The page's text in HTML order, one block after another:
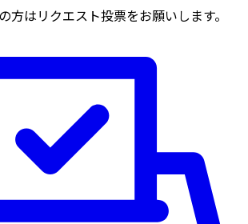
方はリクエスト投票をお願いします。